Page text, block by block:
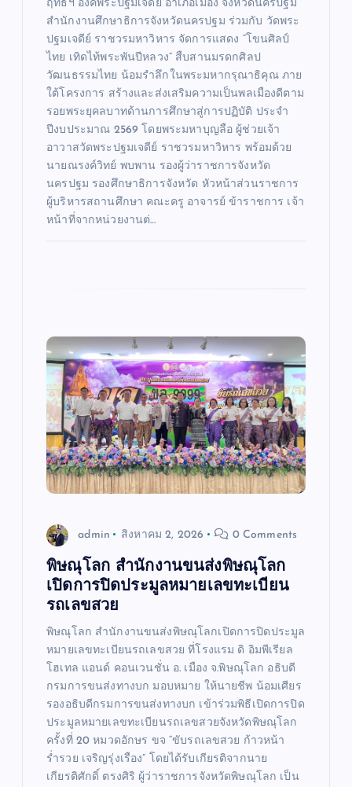
ฤทธิ์ฯ องค์พระปฐมเจดีย์ อำเภอเมือง จังหวัดนครปฐม
สำนักงานศึกษาธิการจังหวัดนครปฐม ร่วมกับ วัดพระ
ปฐมเจดีย์ ราชวรมหาวิหาร จัดการแสดง “โขนศิลป์
ไทย เทิดไท้พระพันปีหลวง” สืบสานมรดกศิลป
วัฒนธรรมไทย น้อมรำลึกในพระมหากรุณาธิคุณ ภาย
ใต้โครงการ สร้างและส่งเสริมความเป็นพลเมืองดีตาม
รอยพระยุคลบาทด้านการศึกษาสู่การปฏิบัติ ประจำ
ปีงบประมาณ 2569 โดยพระมหาบุญลือ ผู้ช่วยเจ้า
อาวาสวัดพระปฐมเจดีย์ ราชวรมหาวิหาร พร้อมด้วย
นายณรงค์วิทย์ พบพาน รองผู้ว่าราชการจังหวัด
นครปฐม รองศึกษาธิการจังหวัด หัวหน้าส่วนราชการ
ผู้บริหารสถานศึกษา คณะครู อาจารย์ ข้าราชการ เจ้า
หน้าที่จากหน่วยงานต่…
admin สิงหาคม 2, 2026 0 Comments
พิษณุโลก สำนักงานขนส่งพิษณุโลก
เปิดการปิดประมูลหมายเลขทะเบียน
รถเลขสวย
พิษณุโลก สำนักงานขนส่งพิษณุโลกเปิดการปิดประมูล
หมายเลขทะเบียนรถเลขสวย ที่โรงแรม ดิ อิมพีเรียล
โฮเทล แอนด์ คอนเวนชั่น อ. เมือง จ.พิษณุโลก อธิบดี
กรมการขนส่งทางบก มอบหมาย ให้นายชีพ น้อมเศียร
รองอธิบดีกรมการขนส่งทางบก เข้าร่วมพิธีเปิดการปิด
ประมูลหมายเลขทะเบียนรถเลขสวยจังหวัดพิษณุโลก
ครั้งที่ 20 หมวดอักษร ขจ “ขับรถเลขสวย ก้าวหน้า
ร่ำรวย เจริญรุ่งเรือง” โดยได้รับเกียรติจากนาย
เกียรติศักดิ์ ตรงศิริ ผู้ว่าราชการจังหวัดพิษณุโลก เป็น